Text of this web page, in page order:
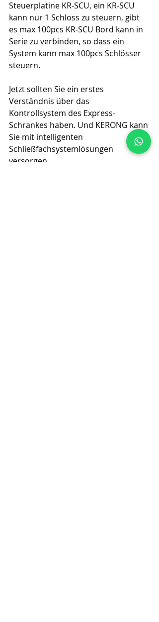
Steuerplatine KR-SCU, ein KR-SCU
kann nur 1 Schloss zu steuern, gibt
es max 100pcs KR-SCU Bord kann in
Serie zu verbinden, so dass ein
System kann max 100pcs Schlösser
steuern.
Jetzt sollten Sie ein erstes
Verständnis über das
Kontrollsystem des Express-
Schrankes haben. Und KERONG kann
Sie mit intelligenten
Schließfachsystemlösungen
versorgen.